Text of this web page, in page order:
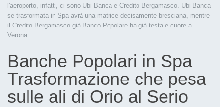
l'aeroporto, infatti, ci sono Ubi Banca e Credito Bergamasco. Ubi Banca
se trasformata in Spa avrà una matrice decisamente bresciana, mentre
il Credito Bergamasco già Banco Popolare ha già testa e cuore a
Verona.
Banche Popolari in Spa
Trasformazione che pesa
sulle ali di Orio al Serio